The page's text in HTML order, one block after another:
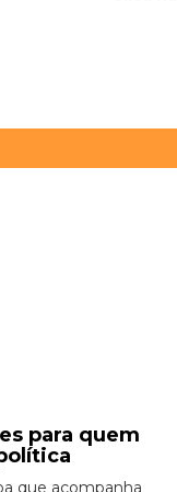
para quem
que acompanha